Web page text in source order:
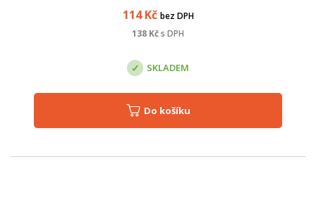
114Kč bez DPH
138 Kčs DPH
SKLADEM
Do košíku